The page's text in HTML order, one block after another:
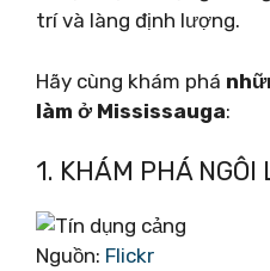
trí và làng định lượng.
Hãy cùng khám phá
làm ở Mississauga:
1. KHÁM PHÁ
Nguồn: Flickr